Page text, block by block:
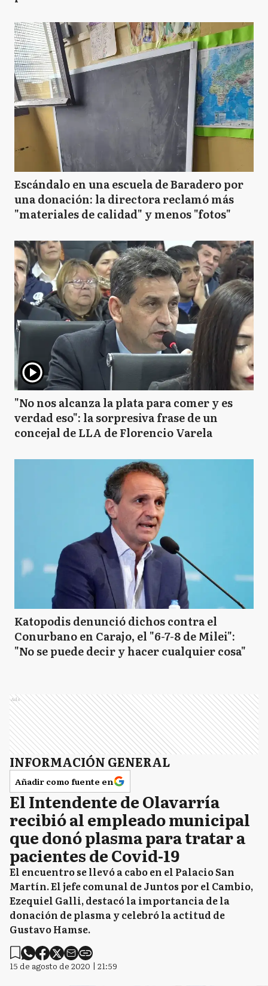
Escándalo en una escuela de Baradero por
una donación: la directora reclamó más
"materiales de calidad" y menos "fotos"
"No nos alcanza la plata para comer y es
verdad eso": la sorpresiva frase de un
concejal de LLA de Florencio Varela
Katopodis denunció dichos contra el
Conurbano en Carajo, el "6-7-8 de Milei":
"No se puede decir y hacer cualquier cosa"
Ads
INFORMACIÓN GENERAL
Añadir como fuente en
El Intendente de Olavarría
recibió al empleado municipal
que donó plasma para tratar a
pacientes de Covid-19
El encuentro se llevó a cabo en el Palacio San
Martín. El jefe comunal de Juntos por el Cambio,
Ezequiel Galli, destacó la importancia de la
donación de plasma y celebró la actitud de
Gustavo Hamse.
15 de agosto de 2020 | 21:59